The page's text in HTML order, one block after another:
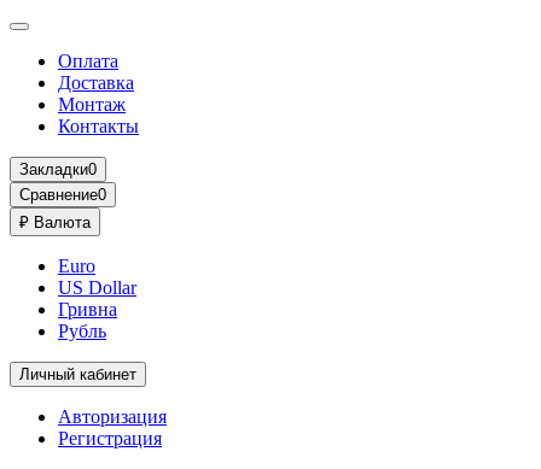
Оплата
Доставка
Монтаж
Контакты
Закладки0
Сравнение0
₽ Валюта
Euro
US Dollar
Гривна
Рубль
Личный кабинет
Авторизация
Регистрация